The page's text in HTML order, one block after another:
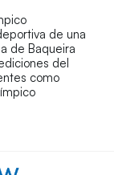
de una
de Baqueira
del
como